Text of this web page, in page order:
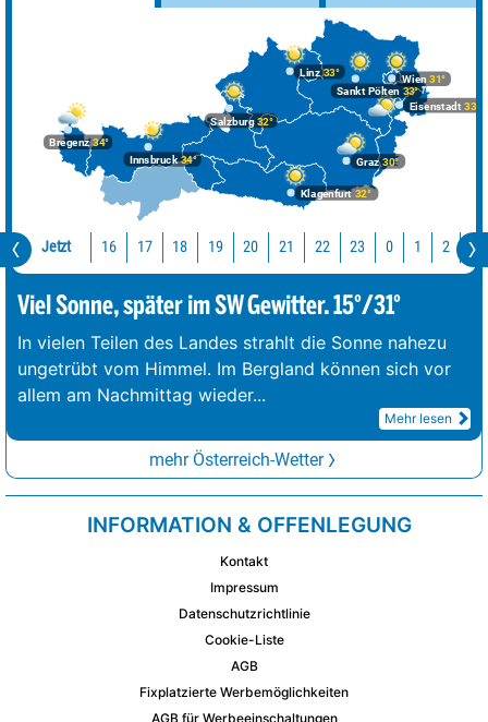
Bregenz34°
Graz30°
Innsbruck34°
Klagenfurt 32°
Linz33°
Salzburg32°
Wien 31°
Eisenstadt 33°
Sankt Pölten 33°
Jetzt 16 17 18 19 20 21 22 23 0 1 2 3
Viel Sonne, später im SW Gewitter. 15°/31°
In vielen Teilen des Landes strahlt die Sonne nahezu
ungetrübt vom Himmel. Im Bergland können sich vor
allem am Nachmittag wieder...
Mehr lesen
mehr Österreich-Wetter
INFORMATION & OFFENLEGUNG
Kontakt
Impressum
Datenschutzrichtlinie
Cookie-Liste
AGB
Fixplatzierte Werbemöglichkeiten
AGB für Werbeeinschaltungen